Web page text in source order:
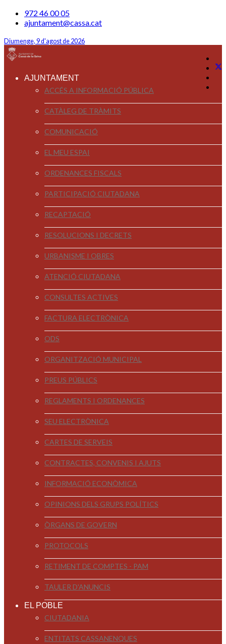
972 46 00 05
ajuntament@cassa.cat
Diumenge, 9 d'agost de 2026
AJUNTAMENT
ACCÉS A INFORMACIÓ PÚBLICA
CATÀLEG DE TRÀMITS
COMUNICACIÓ
EL MEU ESPAI
ORDENANCES FISCALS
PARTICIPACIÓ CIUTADANA
RECAPTACIÓ
RESOLUCIONS I DECRETS
URBANISME I OBRES
ATENCIÓ CIUTADANA
CONSULTES ACTIVES
FACTURA ELECTRÒNICA
ODS
ORGANITZACIÓ MUNICIPAL
PREUS PÚBLICS
REGLAMENTS I ORDENANCES
SEU ELECTRÒNICA
CARTES DE SERVEIS
CONTRACTES, CONVENIS I AJUTS
INFORMACIÓ ECONÒMICA
OPINIONS DELS GRUPS POLÍTICS
ÒRGANS DE GOVERN
PROTOCOLS
RETIMENT DE COMPTES - PAM
TAULER D'ANUNCIS
EL POBLE
CIUTADANIA
ENTITATS CASSANENQUES